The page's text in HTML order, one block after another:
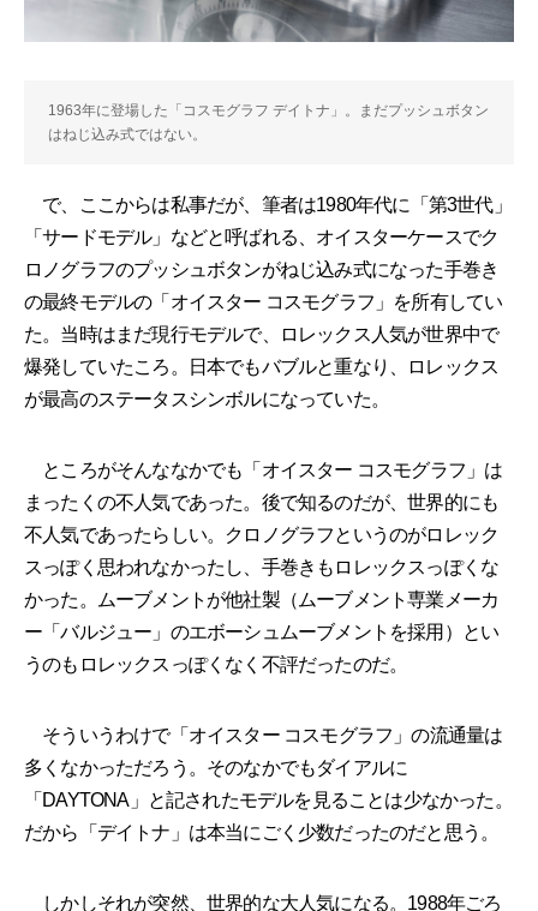
1963年に登場した「コスモグラフ デイトナ」。まだプッシュボタン
はねじ込み式ではない。
で、ここからは私事だが、筆者は1980年代に「第3世代」
「サードモデル」などと呼ばれる、オイスターケースでク
ロノグラフのプッシュボタンがねじ込み式になった手巻き
の最終モデルの「オイスター コスモグラフ」を所有してい
た。当時はまだ現行モデルで、ロレックス人気が世界中で
爆発していたころ。日本でもバブルと重なり、ロレックス
が最高のステータスシンボルになっていた。
ところがそんななかでも「オイスター コスモグラフ」は
まったくの不人気であった。後で知るのだが、世界的にも
不人気であったらしい。クロノグラフというのがロレック
スっぽく思われなかったし、手巻きもロレックスっぽくな
かった。ムーブメントが他社製（ムーブメント専業メーカ
ー「バルジュー」のエボーシュムーブメントを採用）とい
うのもロレックスっぽくなく不評だったのだ。
そういうわけで「オイスター コスモグラフ」の流通量は
多くなかっただろう。そのなかでもダイアルに
「DAYTONA」と記されたモデルを見ることは少なかった。
だから「デイトナ」は本当にごく少数だったのだと思う。
しかしそれが突然、世界的な大人気になる。1988年ごろ